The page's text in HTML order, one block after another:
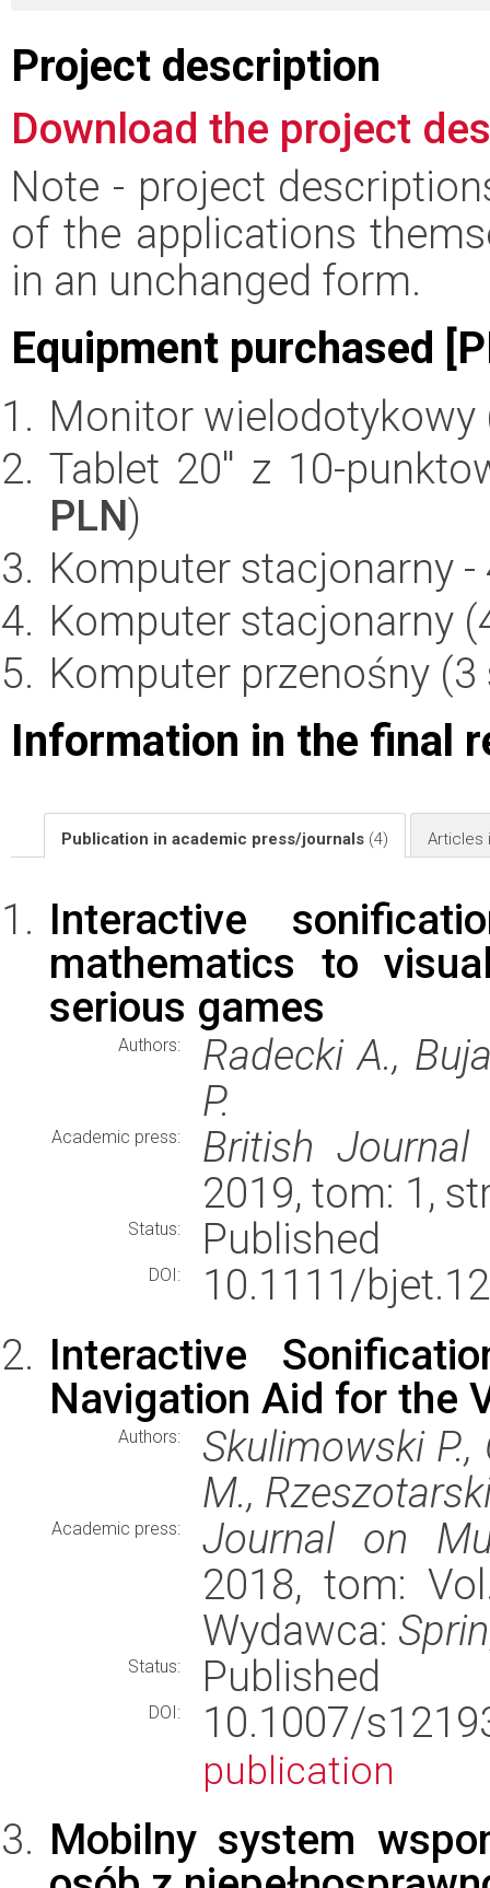
Project description
Download the project
Note - project
of the applications
in an unchanged form.
Equipment purchased
Monitor wielodotykowy
Tablet 20'' z 10-
PLN)
Komputer stacjonarny -
Komputer stacjonarny
Komputer przenośny (3
Information in the final
Publication in academic press/journals (4) Articles
Interactive
mathematics to
serious games
Authors:
Radecki A.,
P.
Academic press:
British Journal
2019, tom: 1,
Status: Published
DOI:
10.1111/
Interactive
Navigation Aid for the
Authors:
Skulimowski
M., Rzeszotarski
Academic press:
Journal on
2018, tom:
Wydawca:
Status: Published
DOI: 10.1007/
publication
Mobilny system